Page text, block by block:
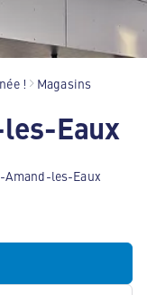
! Magasins
Eaux
Amand-les-Eaux